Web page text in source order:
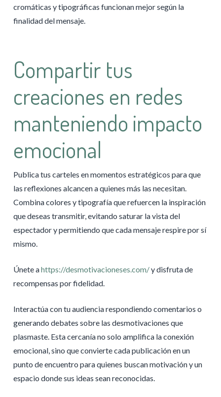
cromáticas y tipográficas funcionan mejor según la
finalidad del mensaje.
Compartir tus
creaciones en redes
manteniendo impacto
emocional
Publica tus carteles en momentos estratégicos para que
las reflexiones alcancen a quienes más las necesitan.
Combina colores y tipografía que refuercen la inspiración
que deseas transmitir, evitando saturar la vista del
espectador y permitiendo que cada mensaje respire por sí
mismo.
Únete ahttps://desmotivacioneses.com/y disfruta de
recompensas por fidelidad.
Interactúa con tu audiencia respondiendo comentarios o
generando debates sobre las desmotivaciones que
plasmaste. Esta cercanía no solo amplifica la conexión
emocional, sino que convierte cada publicación en un
punto de encuentro para quienes buscan motivación y un
espacio donde sus ideas sean reconocidas.